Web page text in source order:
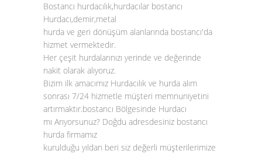
Bostancı hurdacılık,hurdacılar bostancı
Hurdacı,demir,metal
hurda ve geri dönüşüm alanlarında bostancı'da
hizmet vermektedir.
Her çeşit hurdalarınızı yerinde ve değerinde
nakit olarak alıyoruz.
Bizim ilk amacımız Hurdacılık ve hurda alım
sonrası 7/24 hizmetle müşteri memnuniyetini
artırmaktır.bostancı Bölgesinde Hurdacı
mı Arıyorsunuz? Doğdu adresdesiniz bostancı
hurda firmamız
kurulduğu yıldan beri siz değerli müşterilerimize